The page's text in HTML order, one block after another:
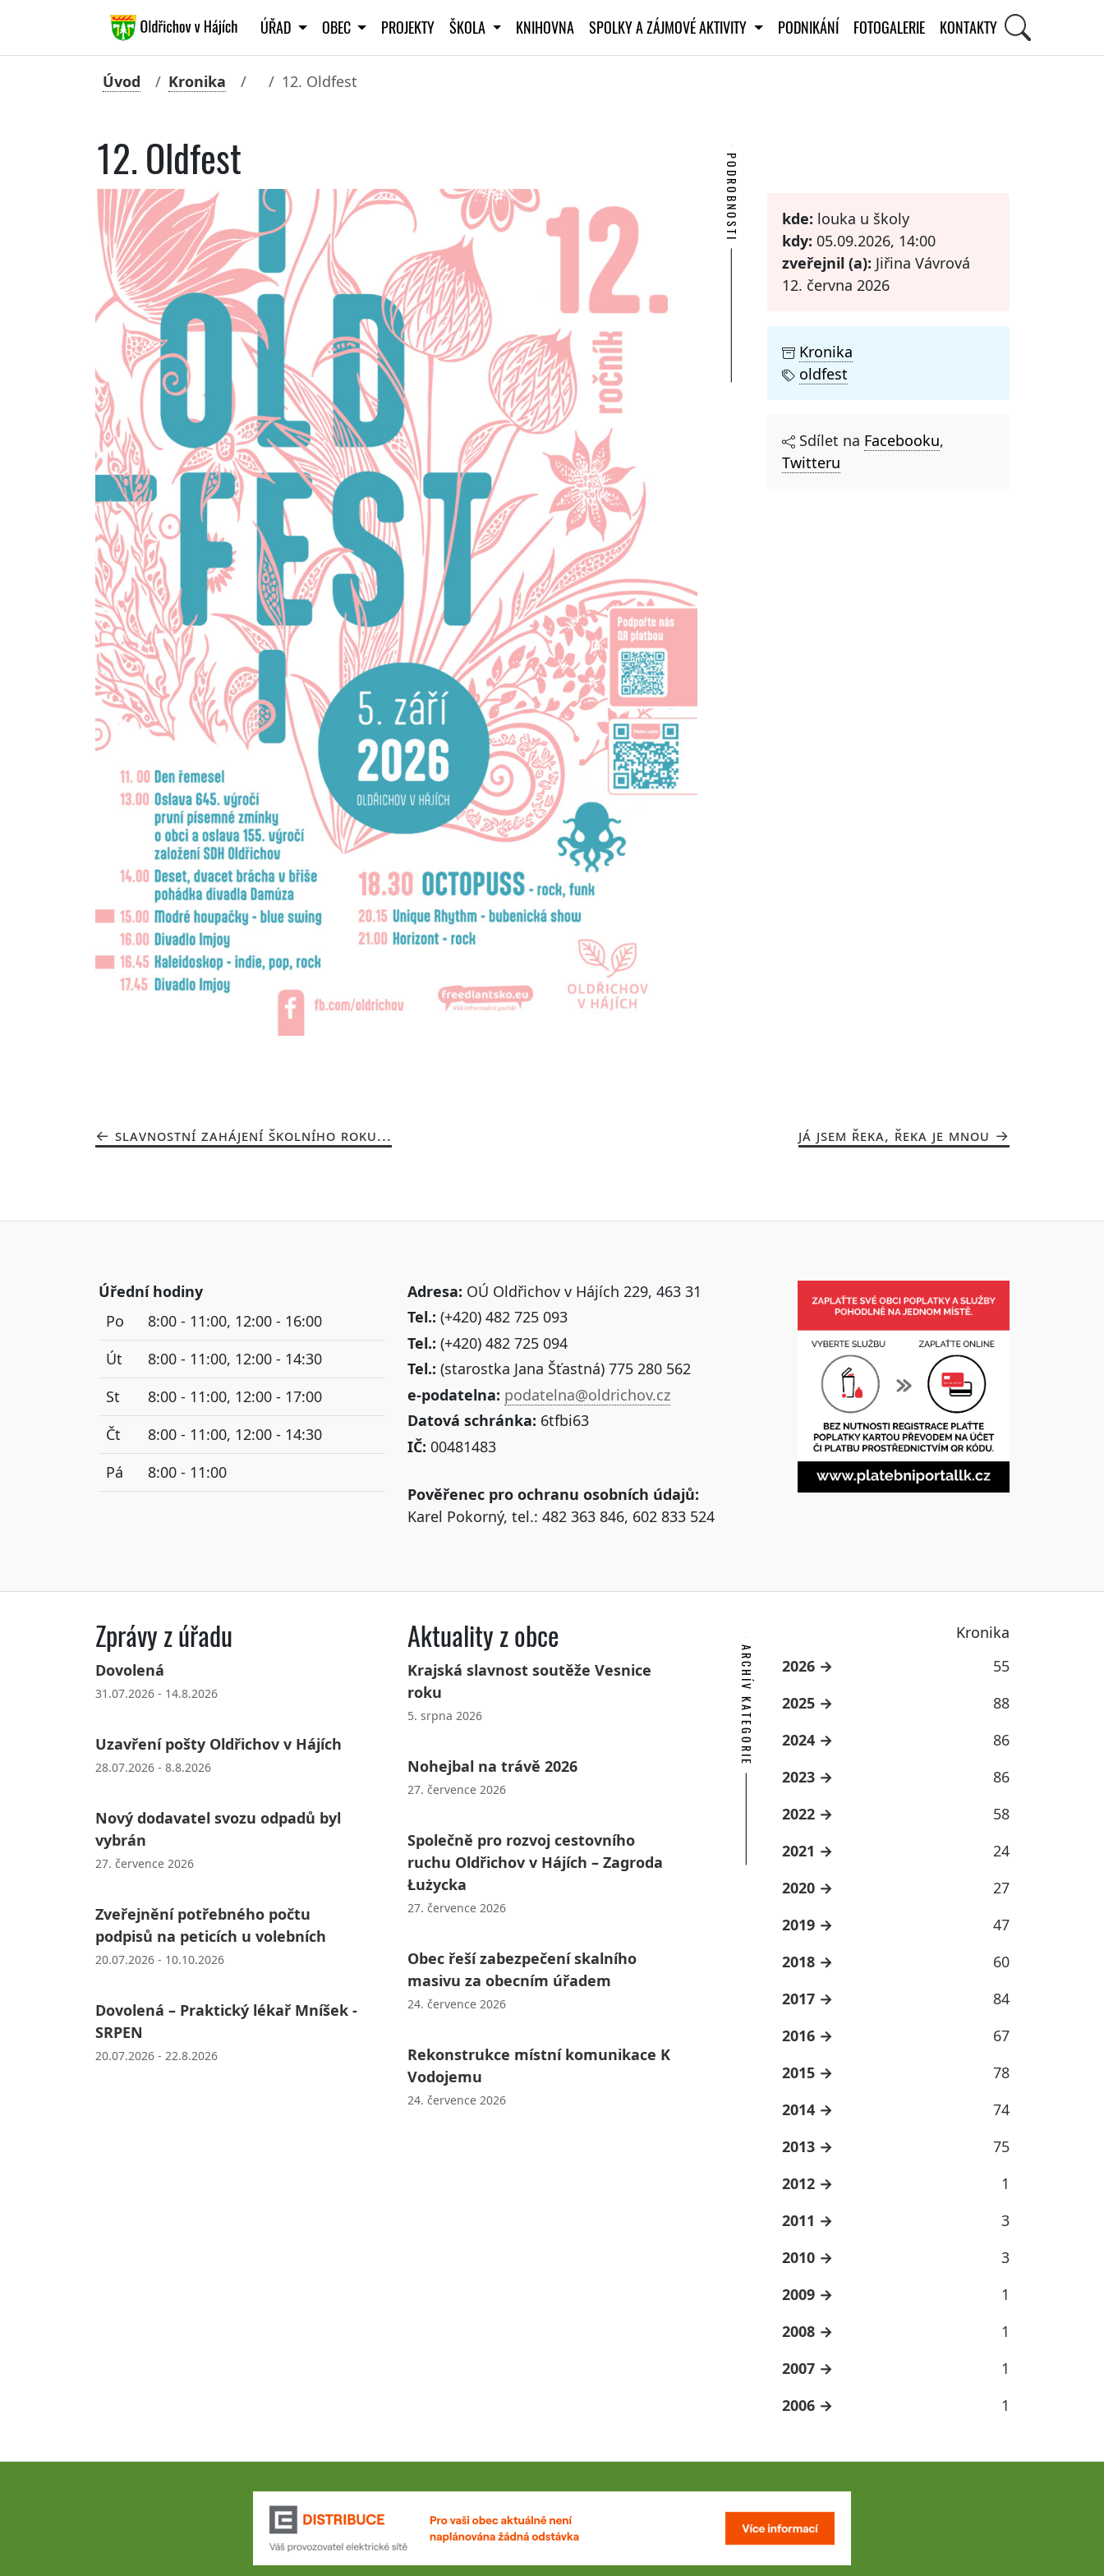
ÚŘAD OBEC PROJEKTY ŠKOLA KNIHOVNA SPOLKY A ZÁJMOVÉ AKTIVITY PODNIKÁNÍ FOTOGALERIE KONTAKTY
Úvod Kronika 12. Oldfest
12. Oldfest PODROBNOSTI kde: louka u školy
kdy: 05.09.2026, 14:00
zveřejnil (a): Jiřina Vávrová
12. června 2026
Kronika
oldfest
Sdílet na Facebooku,
Twitteru
SLAVNOSTNÍ ZAHÁJENÍ ŠKOLNÍHO ROKU... JÁ JSEM ŘEKA, ŘEKA JE MNOU
Úřední hodiny
Po
8:00 - 11:00, 12:00 - 16:00
Út
8:00 - 11:00, 12:00 - 14:30
St
8:00 - 11:00, 12:00 - 17:00
Čt
8:00 - 11:00, 12:00 - 14:30
Pá
8:00 - 11:00
Adresa: OÚ Oldřichov v Hájích 229, 463 31
Tel.: (+420) 482 725 093
Tel.: (+420) 482 725 094
Tel.: (starostka Jana Šťastná) 775 280 562
e-podatelna: podatelna@oldrichov.cz
Datová schránka: 6tfbi63
IČ: 00481483
Pověřenec pro ochranu osobních údajů:
Karel Pokorný, tel.: 482 363 846, 602 833 524
Zprávy z úřadu
Dovolená
31.07.2026 - 14.8.2026
Uzavření pošty Oldřichov v Hájích
28.07.2026 - 8.8.2026
Nový dodavatel svozu odpadů byl
vybrán
27. července 2026
Zveřejnění potřebného počtu
podpisů na peticích u volebních
20.07.2026 - 10.10.2026
Dovolená – Praktický lékař Mníšek -
SRPEN
20.07.2026 - 22.8.2026
Aktuality z obce
Krajská slavnost soutěže Vesnice
roku
5. srpna 2026
Nohejbal na trávě 2026
27. července 2026
Společně pro rozvoj cestovního
ruchu Oldřichov v Hájích – Zagroda
Łużycka
27. července 2026
Obec řeší zabezpečení skalního
masivu za obecním úřadem
24. července 2026
Rekonstrukce místní komunikace K
Vodojemu
24. července 2026
Kronika
ARCHÍV KATEGORIE 2026
55
2025
88
2024
86
2023
86
2022
58
2021
24
2020
27
2019
47
2018
60
2017
84
2016
67
2015
78
2014
74
2013
75
2012
1
2011
3
2010
3
2009
1
2008
1
2007
1
2006
1